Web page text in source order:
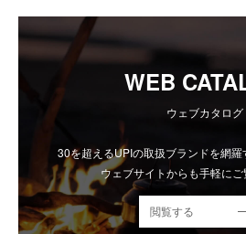
WEB
ウェブカタログ
30を超えるUPIの取扱ブランドを網羅
ウェブサイトからも手軽にご
閲覧する